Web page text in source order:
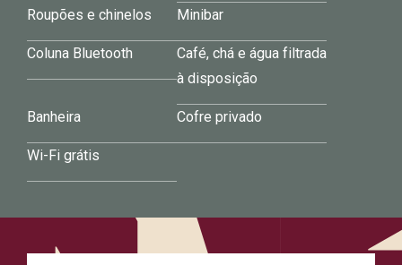
Roupões e chinelos Minibar
Coluna Bluetooth
Café, chá e água filtrada
à disposição
Banheira Cofre privado
Wi-Fi grátis